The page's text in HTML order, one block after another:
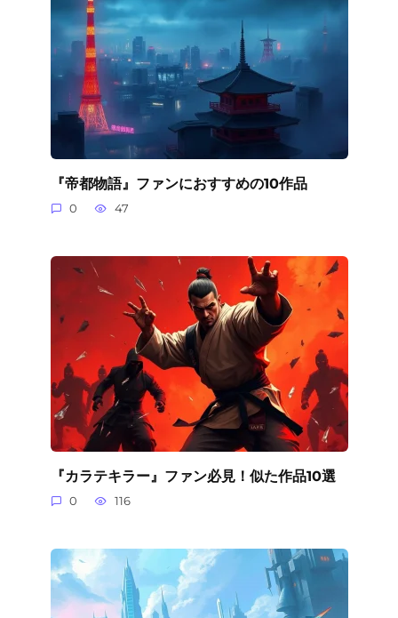
『帝都物語』ファンにおすすめの10作品
0 47
『カラテキラー』ファン必見！似た作品10選
0 116